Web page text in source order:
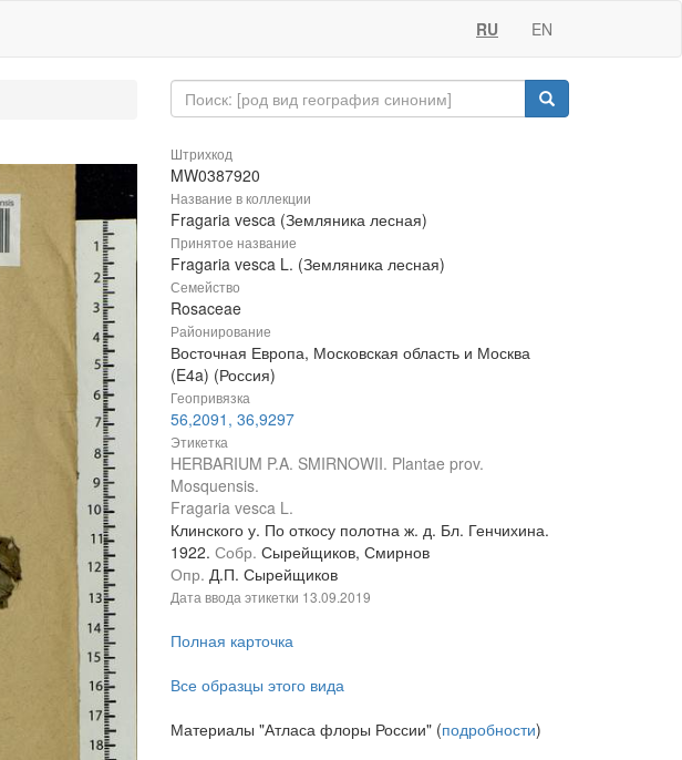
RU EN
Штрихкод
MW0387920
Название в коллекции
Fragaria vesca (Земляника лесная)
Принятое название
Fragaria vesca L. (Земляника лесная)
Семейство
Rosaceae
Районирование
Восточная Европа, Московская область и Москва
(E4a) (Россия)
Геопривязка
56,2091, 36,9297
Этикетка
HERBARIUM P.A. SMIRNOWII. Plantae prov.
Mosquensis.
Fragaria vesca L.
Клинского у. По откосу полотна ж. д. Бл. Генчихина.
1922. Собр. Сырейщиков, Смирнов
Опр. Д.П. Сырейщиков
Дата ввода этикетки 13.09.2019
Полная карточка
Все образцы этого вида
Материалы "Атласа флоры России" (подробности)